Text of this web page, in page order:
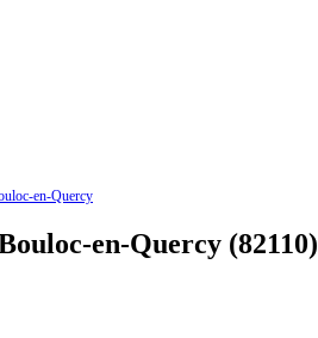
en-Quercy
en-Quercy (82110)